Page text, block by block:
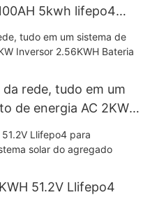
​​5kwh lifepo4
rede, tudo em um
de energia AC 2KW
100AH
51.2V Llifepo4